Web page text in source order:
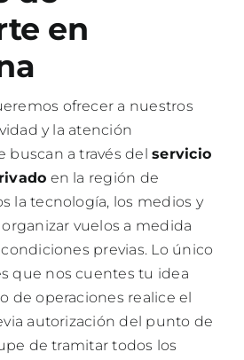
en
ofrecer a nuestros
y la atención
buscan a través delservicio
en la región de
la tecnología, los medios y
organizar vuelos a medida
previas. Lo único
que nos cuentes tu idea
de operaciones realice el
autorización del punto de
de tramitar todos los